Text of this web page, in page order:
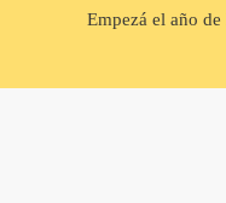
Empezá el año